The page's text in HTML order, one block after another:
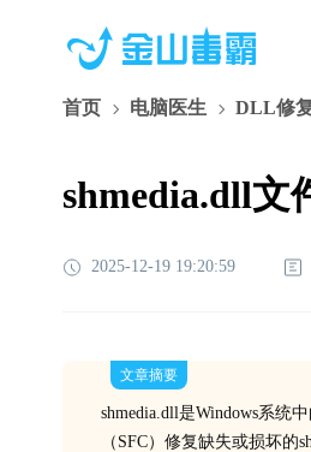
首页 电脑医生 DLL修
shmedia.dll文
2025-12-19 19:20:59
文章摘要
shmedia.dll是Windows系统
（SFC）修复缺失或损坏的